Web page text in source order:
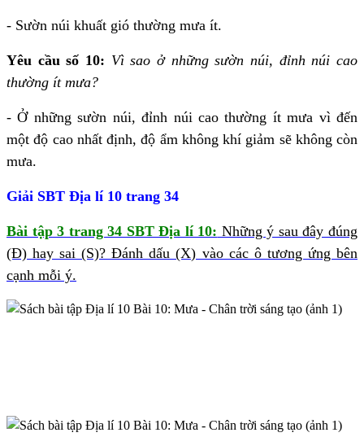
- Sườn núi khuất gió thường mưa ít.
Yêu cầu số 10: Vì sao ở những sườn núi, đỉnh núi cao
thường ít mưa?
- Ở những sườn núi, đỉnh núi cao thường ít mưa vì đến
một độ cao nhất định, độ ẩm không khí giảm sẽ không còn
mưa.
Giải SBT Địa lí 10 trang 34
Bài tập 3 trang 34 SBT Địa lí 10: Những ý sau đây đúng
(Đ) hay sai (S)? Đánh dấu (X) vào các ô tương ứng bên
cạnh mỗi ý.